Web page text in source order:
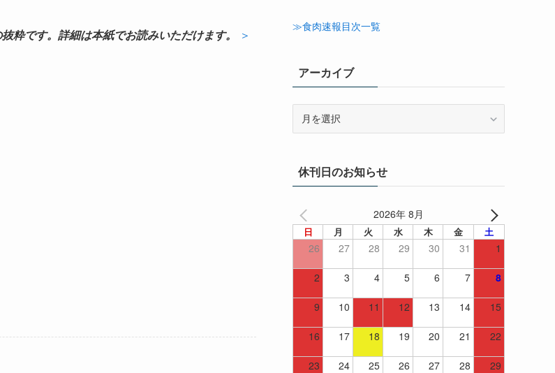
粋です。詳細は本紙でお読みいただけます。
＞
ー
≫食肉速報目次一覧
アーカイブ
ブ休刊日のお知らせ
2026年 8月
日 月 火 水 木 金 土
26 27 28 29 30 31 1
2 3 4 5 6 7 8
9 10 11 12 13 14 15
16 17 18 19 20 21 22
23 24 25 26 27 28 29